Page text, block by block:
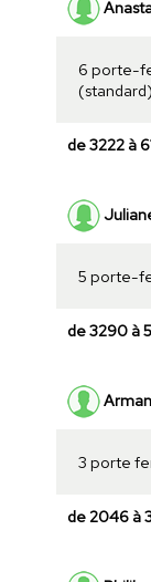
6 porte-
(standard)
de 3222 à
5 porte-
de 3290 à
3 porte
de 2046 à